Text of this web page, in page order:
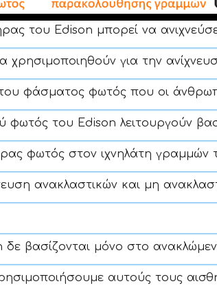
του Edison μπορεί να
χρησιμοποιηθούν για την
φάσματος φωτός που οι
φωτός του Edison λειτουργούν
φωτός στον ιχνηλάτη γραμμών
ανακλαστικών και μη
δε βασίζονται μόνο στο
αυτούς τους